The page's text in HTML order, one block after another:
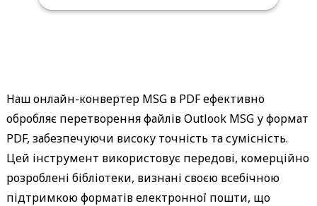
Наш онлайн-конвертер MSG в PDF ефективно
обробляє перетворення файлів Outlook MSG у формат
PDF, забезпечуючи високу точність та сумісність.
Цей інструмент використовує передові, комерційно
розроблені бібліотеки, визнані своєю всебічною
підтримкою форматів електронної пошти, що